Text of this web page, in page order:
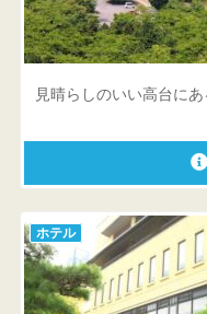
山香温泉 風の郷
大分県 杵築市山香町倉
見晴らしのいい高台に
ホテル